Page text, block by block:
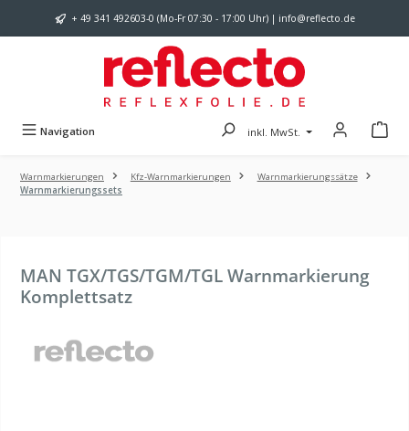
Zum Hauptinhalt springen
+ 49 341 492603-0 (Mo-Fr 07:30 - 17:00 Uhr) | info@reflecto.de
Navigation inkl. MwSt.
Warnmarkierungen Kfz-Warnmarkierungen
Warnmarkierungssätze
Warnmarkierungssets
MAN TGX/TGS/TGM/TGL Warnmarkierung
Komplettsatz